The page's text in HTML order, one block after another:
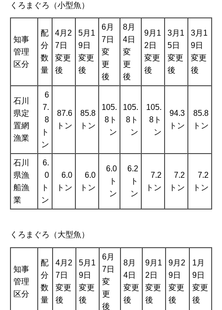
くろまぐろ（小型魚）
知事
管理
区分
配
分
数
量
4月2
7日
変更
後
5月1
9日
変更
後
6月
7日
変
更
後
8月
4日
変
更
後
9月1
2日
変更
後
3月1
5日
変更
後
3月1
9日
変更
後
石川
県定
置網
漁業
6
7.
8
ト
ン
87.6
トン
85.8
トン
105.
8ト
ン
105.
8ト
ン
105.
8ト
ン
94.3
トン
85.8
トン
石川
県漁
船漁
業
6.
0
ト
ン
6.0
トン
6.0
トン
6.0
ト
ン
6.2
ト
ン
7.2
トン
7.2
トン
7.2
トン
くろまぐろ（大型魚）
知事
管理
区分
配
分
数
量
4月2
7日
変更
後
5月1
9日
変更
後
6月
7日
変
更
後
8月
4日
変更
後
9月1
2日
変更
後
9月2
9日
変更
後
1月
9日
変更
後